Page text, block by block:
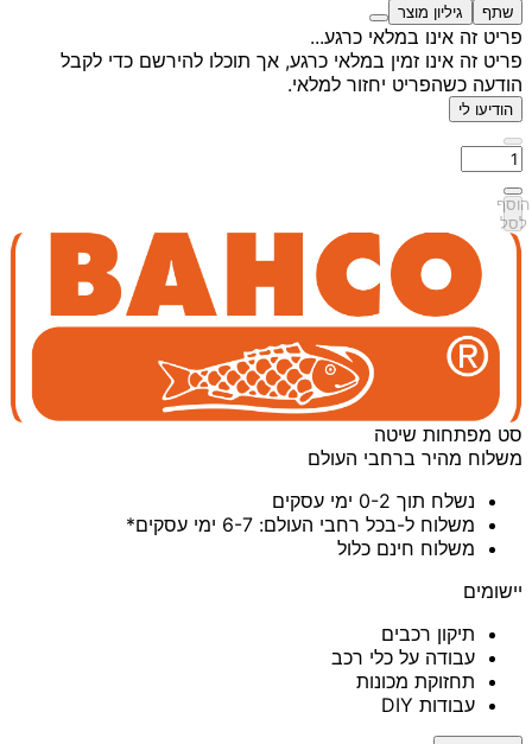
שתף
גיליון מוצר
פריט זה אינו במלאי כרגע...
פריט זה אינו זמין במלאי כרגע, אך תוכלו להירשם כדי לקבל
הודעה כשהפריט יחזור למלאי.
הודיעו לי
הוסף
לסל
סט מפתחות שיטה
משלוח מהיר ברחבי העולם
נשלח תוך 0-2 ימי עסקים
משלוח ל-בכל רחבי העולם: 6-7 ימי עסקים*
משלוח חינם כלול
יישומים
תיקון רכבים
עבודה על כלי רכב
תחזוקת מכונות
עבודות DIY